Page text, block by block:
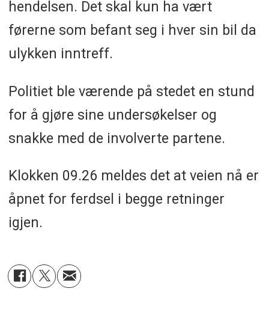
hendelsen. Det skal kun ha vært
førerne som befant seg i hver sin bil da
ulykken inntreff.
Politiet ble værende på stedet en stund
for å gjøre sine undersøkelser og
snakke med de involverte partene.
Klokken 09.26 meldes det at veien nå er
åpnet for ferdsel i begge retninger
igjen.